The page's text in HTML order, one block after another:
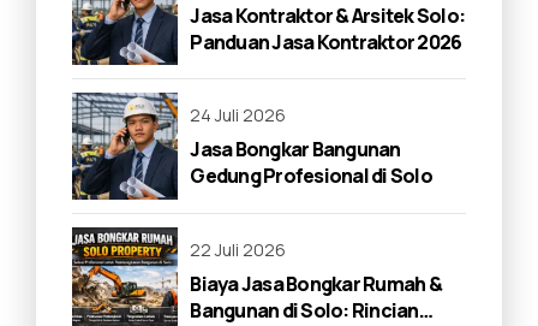
Jasa Kontraktor & Arsitek Solo:
Panduan Jasa Kontraktor 2026
24 Juli 2026
Jasa Bongkar Bangunan
Gedung Profesional di Solo
22 Juli 2026
Biaya Jasa Bongkar Rumah &
Bangunan di Solo: Rincian